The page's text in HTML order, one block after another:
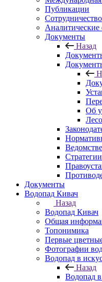
Публикации
Аналитические
Документы
Назад
Об
Документы
Водопад Кивач
Назад
Водопад Кивач
Общая
Топонимика
Первые
Фотографии
Водопад в
Назад
Водопад в